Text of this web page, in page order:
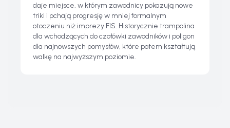
daje miejsce, w którym zawodnicy pokazują nowe
triki i pchają progresję w mniej formalnym
otoczeniu niż imprezy FIS. Historycznie trampolina
dla wchodzących do czołówki zawodników i poligon
dla najnowszych pomysłów, które potem kształtują
walkę na najwyższym poziomie.